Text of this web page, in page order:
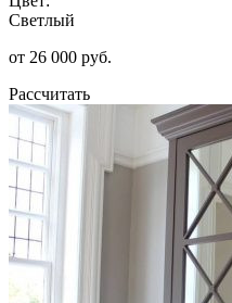
Светлый
от 26 000 руб.
Рассчитать